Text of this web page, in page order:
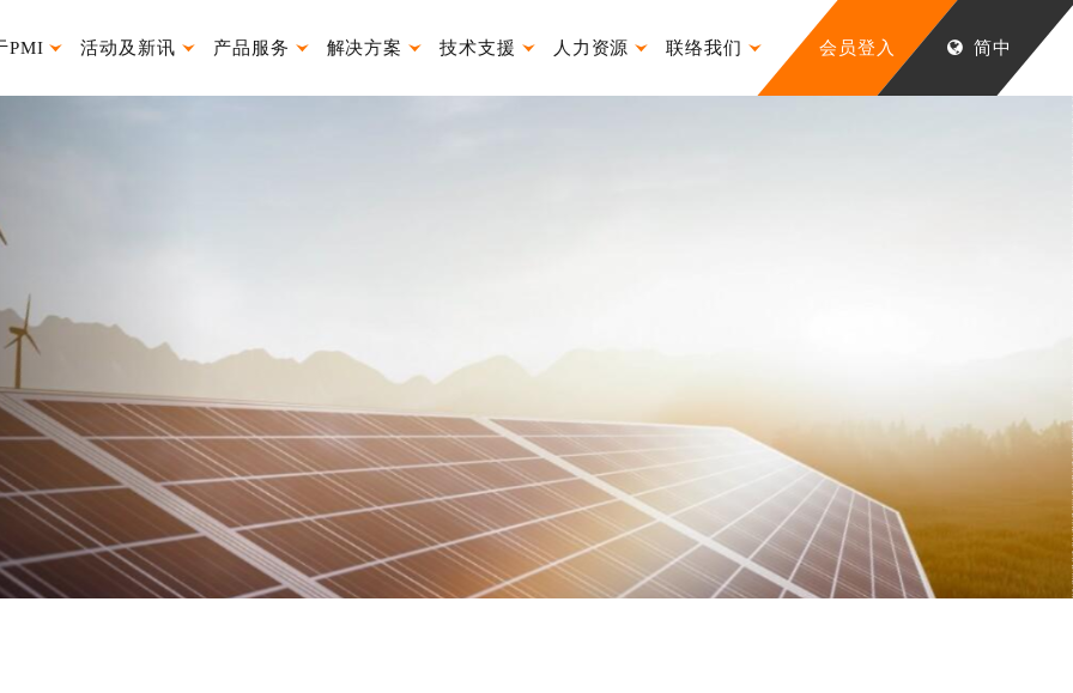
PMI 活动及新讯 产品服务 解决方案 技术支援 人力资源 联络我们 会员登入 简中